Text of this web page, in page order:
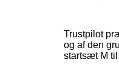
Trustpilot
og af den
startsæt M til